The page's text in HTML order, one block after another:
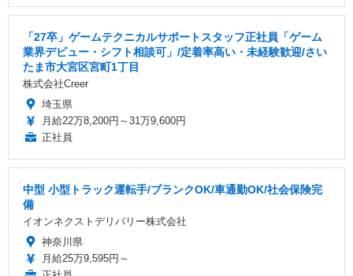
「27卒」ゲームテクニカルサポートスタッフ正社員「ゲーム
業界デビュー・シフト相談可」/定着率高い・未経験歓迎/さい
たま市大宮区宮町1丁目
株式会社Creer
埼玉県
月給22万8,200円～31万9,600円
正社員
中型 小型トラック運転手/ブランクOK/車通勤OK/社会保険完
備
イオンネクストデリバリー株式会社
神奈川県
月給25万9,595円～